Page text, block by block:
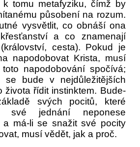
k tomu metafyziku, čímž by
působení na rozum.
vysvětlit, co obnáší ona
a co znamenají
cesta). Pokud je
napodobovat Krista, musí
napodobování spočívá;
bude v nejdůležitějších
života řídit instinktem. Bude-
svých pocitů, které
své jednání neponese
a má-li se snažit své pocity
musí vědět, jak a proč.